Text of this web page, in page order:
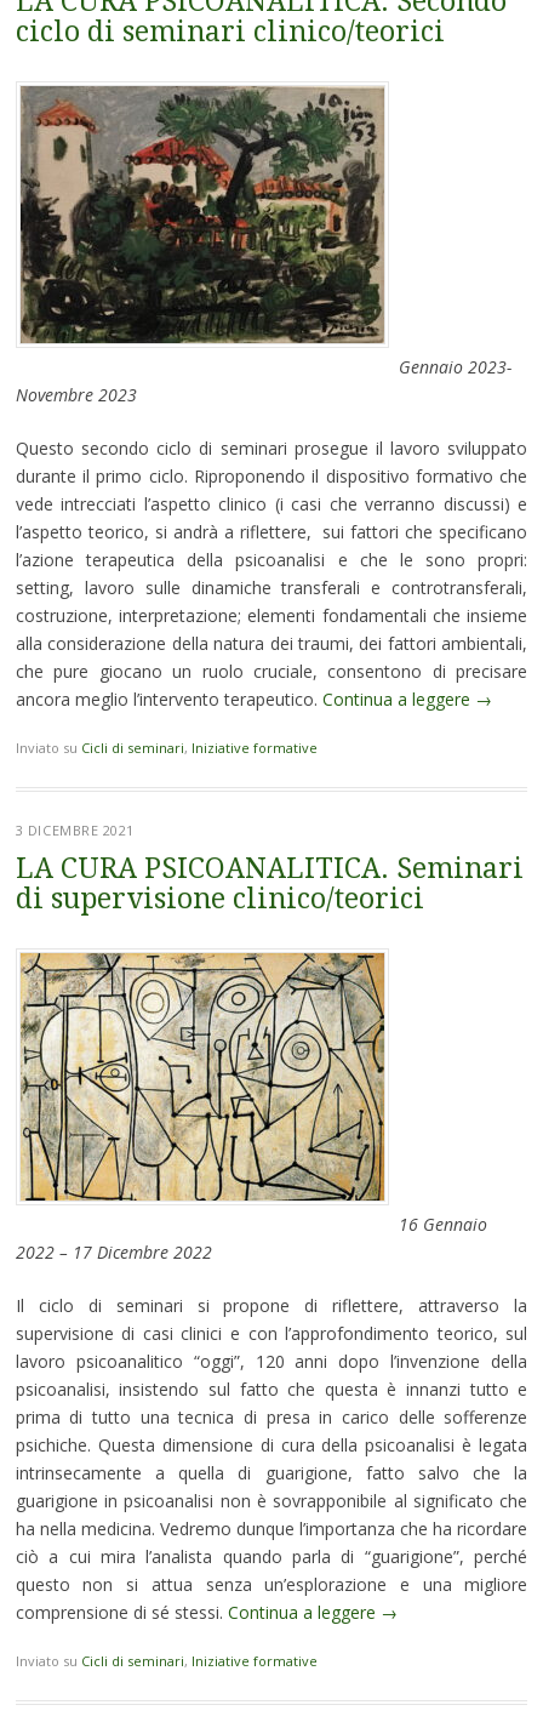
ciclo di seminari clinico/teorici
Gennaio 2023-
Novembre 2023
Questo secondo ciclo di seminari prosegue il lavoro sviluppato
durante il primo ciclo. Riproponendo il dispositivo formativo che
vede intrecciati l’aspetto clinico (i casi che verranno discussi) e
l’aspetto teorico, si andrà a riflettere, sui fattori che specificano
l’azione terapeutica della psicoanalisi e che le sono propri:
setting, lavoro sulle dinamiche transferali e controtransferali,
costruzione, interpretazione; elementi fondamentali che insieme
alla considerazione della natura dei traumi, dei fattori ambientali,
che pure giocano un ruolo cruciale, consentono di precisare
ancora meglio l’intervento terapeutico. Continua a leggere →
Inviato su Cicli di seminari, Iniziative formative
3 DICEMBRE 2021
LA CURA PSICOANALITICA. Seminari
di supervisione clinico/teorici
16 Gennaio
2022 – 17 Dicembre 2022
Il ciclo di seminari si propone di riflettere, attraverso la
supervisione di casi clinici e con l’approfondimento teorico, sul
lavoro psicoanalitico “oggi”, 120 anni dopo l’invenzione della
psicoanalisi, insistendo sul fatto che questa è innanzi tutto e
prima di tutto una tecnica di presa in carico delle sofferenze
psichiche. Questa dimensione di cura della psicoanalisi è legata
intrinsecamente a quella di guarigione, fatto salvo che la
guarigione in psicoanalisi non è sovrapponibile al significato che
ha nella medicina. Vedremo dunque l’importanza che ha ricordare
ciò a cui mira l’analista quando parla di “guarigione”, perché
questo non si attua senza un’esplorazione e una migliore
comprensione di sé stessi. Continua a leggere →
Inviato su Cicli di seminari, Iniziative formative